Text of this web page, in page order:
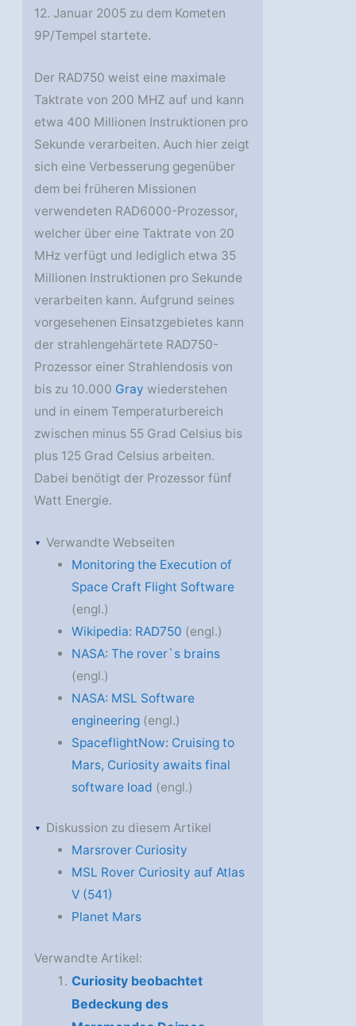
12. Januar 2005 zu dem Kometen
9P/Tempel startete.
Der RAD750 weist eine maximale
Taktrate von 200 MHZ auf und kann
etwa 400 Millionen Instruktionen pro
Sekunde verarbeiten. Auch hier zeigt
sich eine Verbesserung gegenüber
dem bei früheren Missionen
verwendeten RAD6000-Prozessor,
welcher über eine Taktrate von 20
MHz verfügt und lediglich etwa 35
Millionen Instruktionen pro Sekunde
verarbeiten kann. Aufgrund seines
vorgesehenen Einsatzgebietes kann
der strahlengehärtete RAD750-
Prozessor einer Strahlendosis von
bis zu 10.000 Gray wiederstehen
und in einem Temperaturbereich
zwischen minus 55 Grad Celsius bis
plus 125 Grad Celsius arbeiten.
Dabei benötigt der Prozessor fünf
Watt Energie.
Verwandte Webseiten
Monitoring the Execution of
Space Craft Flight Software
(engl.)
Wikipedia: RAD750 (engl.)
NASA: The rover`s brains
(engl.)
NASA: MSL Software
engineering(engl.)
SpaceflightNow: Cruising to
Mars, Curiosity awaits final
software load (engl.)
Diskussion zu diesem Artikel
Marsrover Curiosity
MSL Rover Curiosity auf Atlas
V (541)
Planet Mars
Verwandte Artikel:
Curiosity beobachtet
Bedeckung des